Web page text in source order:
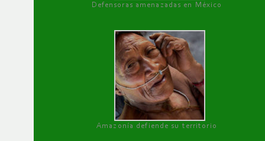
Defensoras amenazadas en México
Amazonía defiende su territorio